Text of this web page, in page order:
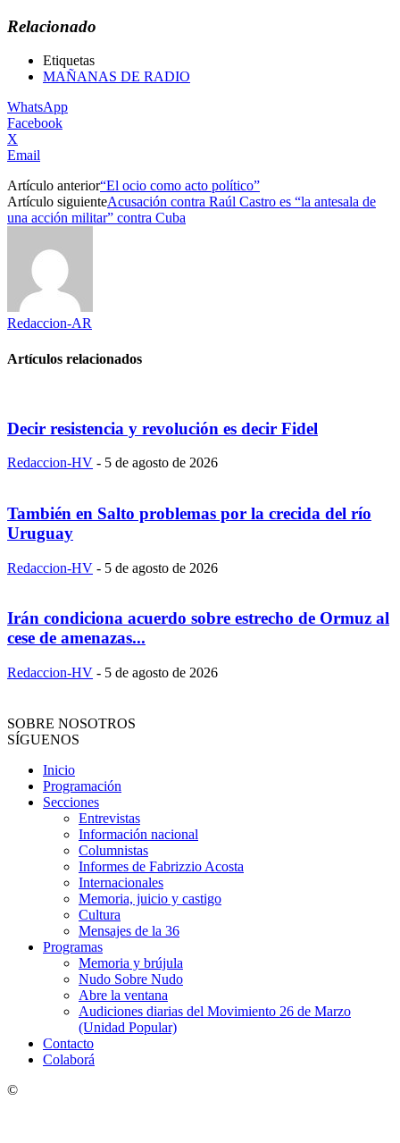
Relacionado
Etiquetas
MAÑANAS DE RADIO
WhatsApp
Facebook
X
Email
Artículo anterior“El ocio como acto político”
Artículo siguienteAcusación contra Raúl Castro es “la antesala de
una acción militar” contra Cuba
Redaccion-AR
Artículos relacionados
Decir resistencia y revolución es decir Fidel
Redaccion-HV - 5 de agosto de 2026
También en Salto problemas por la crecida del río
Uruguay
Redaccion-HV - 5 de agosto de 2026
Irán condiciona acuerdo sobre estrecho de Ormuz al
cese de amenazas...
Redaccion-HV - 5 de agosto de 2026
SOBRE NOSOTROS
SÍGUENOS
Inicio
Programación
Secciones
Entrevistas
Información nacional
Columnistas
Informes de Fabrizzio Acosta
Internacionales
Memoria, juicio y castigo
Cultura
Mensajes de la 36
Programas
Memoria y brújula
Nudo Sobre Nudo
Abre la ventana
Audiciones diarias del Movimiento 26 de Marzo
(Unidad Popular)
Contacto
Colaborá
©